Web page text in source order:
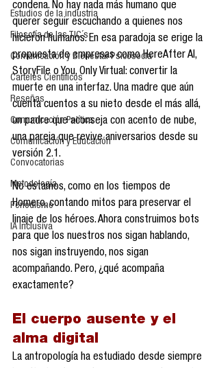
Estudios de la industria
Filosofía de las TIC´s
Comunicación y Bienestar Psicosocia
Carteles Científicos
Reseñas
Comunicación Política
Comunicación y Educación
Convocatorias
Metodología
Periodismo
IA Inclusiva
condena. No hay nada más humano que
querer seguir escuchando a quienes nos
hicieron humanos. En esa paradoja se erige la
propuesta de empresas como HereAfter AI,
StoryFile o You, Only Virtual: convertir la
muerte en una interfaz. Una madre que aún
cuenta cuentos a su nieto desde el más allá,
un padre que aconseja con acento de nube,
una pareja que revive aniversarios desde su
versión 2.1.
No estamos, como en los tiempos de
Homero, contando mitos para preservar el
linaje de los héroes. Ahora construimos bots
para que los nuestros nos sigan hablando,
nos sigan instruyendo, nos sigan
acompañando. Pero, ¿qué acompaña
exactamente?
El cuerpo ausente y el
alma digital
La antropología ha estudiado desde siempre